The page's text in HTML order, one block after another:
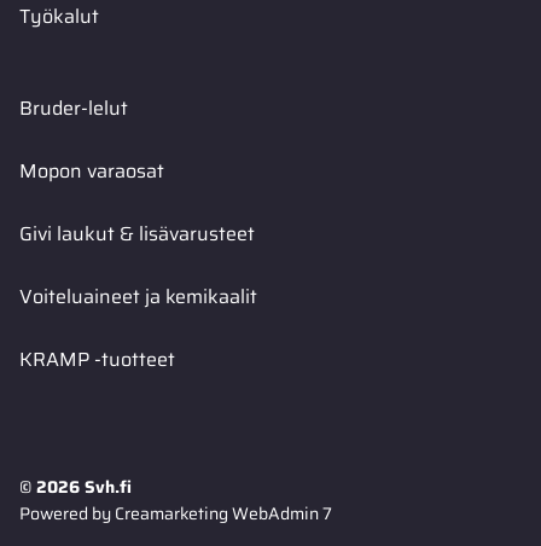
Työkalut
Bruder-lelut
Mopon varaosat
Givi laukut & lisävarusteet
Voiteluaineet ja kemikaalit
KRAMP -tuotteet
© 2026 Svh.fi
Powered byCreamarketing WebAdmin 7